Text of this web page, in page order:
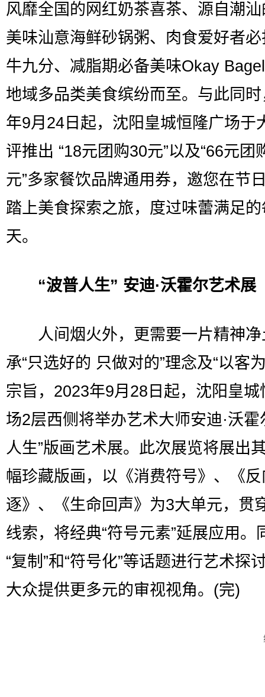
风靡全国的网红奶茶喜茶、源自潮
美味汕意海鲜砂锅粥、肉食爱好者
牛九分、减脂期必备美味Okay
地域多品类美食缤纷而至。与此同
年9月24日起，沈阳皇城恒隆广场于
评推出 “18元团购30元”以及“66元团
元”多家餐饮品牌通用券，邀您在节
踏上美食探索之旅，度过味蕾满足
天。
“波普人生” 安迪·沃霍尔艺术展
人间烟火外，更需要一片精神净
承“只选好的 只做对的”理念及“以客
宗旨，2023年9月28日起，沈阳皇城
场2层西侧将举办艺术大师安迪·沃霍
人生”版画艺术展。此次展览将展出
幅珍藏版画，以《消费符号》、《
逐》、《生命回声》为3大单元，贯
线索，将经典“符号元素”延展应用。
“复制”和“符号化”等话题进行艺术探
大众提供更多元的审视视角。(完)